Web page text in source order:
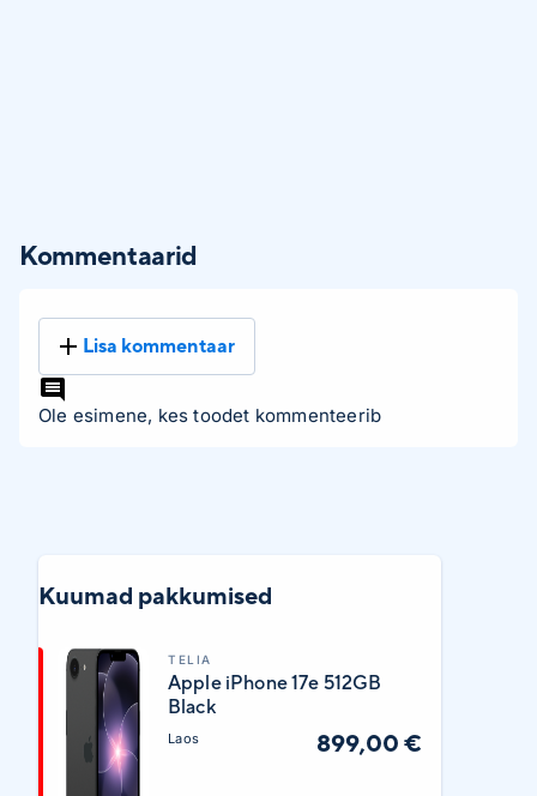
Kommentaarid
Lisa kommentaar
Ole esimene, kes toodet kommenteerib
Kuumad pakkumised
TELIA
Apple iPhone 17e 512GB
Black
Laos 899,00 €